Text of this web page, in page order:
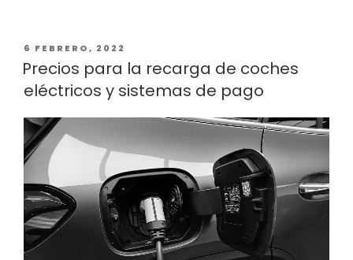
PUBLICADO
EL
6 FEBRERO, 2022
Precios para la recarga de coches
eléctricos y sistemas de pago